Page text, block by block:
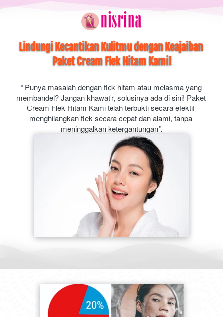
Lindungi Kecantikan Kulitmu dengan Keajaiban
Paket Cream Flek Hitam Kami!
“ Punya masalah dengan flek hitam atau melasma yang
membandel? Jangan khawatir, solusinya ada di sini! Paket
Cream Flek Hitam Kami telah terbukti secara efektif
menghilangkan flek secara cepat dan alami, tanpa
meninggalkan ketergantungan”.